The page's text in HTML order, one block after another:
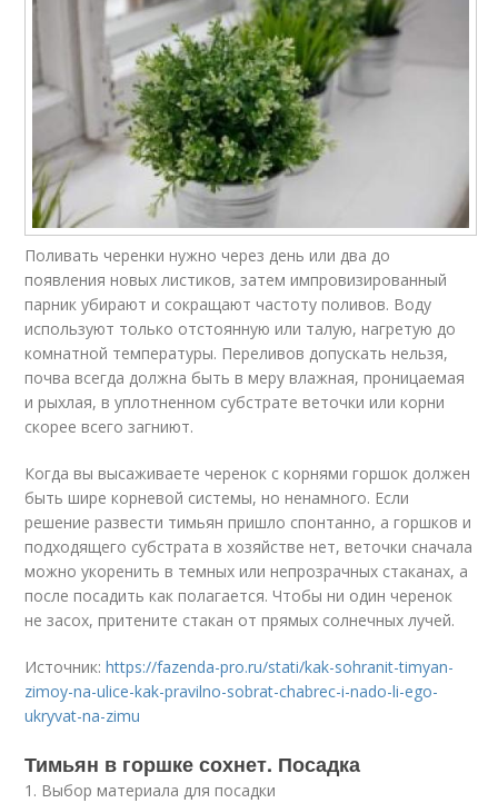
Поливать черенки нужно через день или два до
появления новых листиков, затем импровизированный
парник убирают и сокращают частоту поливов. Воду
используют только отстоянную или талую, нагретую до
комнатной температуры. Переливов допускать нельзя,
почва всегда должна быть в меру влажная, проницаемая
и рыхлая, в уплотненном субстрате веточки или корни
скорее всего загниют.
Когда вы высаживаете черенок с корнями горшок должен
быть шире корневой системы, но ненамного. Если
решение развести тимьян пришло спонтанно, а горшков и
подходящего субстрата в хозяйстве нет, веточки сначала
можно укоренить в темных или непрозрачных стаканах, а
после посадить как полагается. Чтобы ни один черенок
не засох, притените стакан от прямых солнечных лучей.
Источник:https://fazenda-pro.ru/stati/kak-sohranit-timyan-
zimoy-na-ulice-kak-pravilno-sobrat-chabrec-i-nado-li-ego-
ukryvat-na-zimu
Тимьян в горшке сохнет. Посадка
1. Выбор материала для посадки